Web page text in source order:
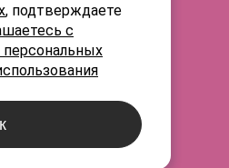
, подтверждаете
с
персональных